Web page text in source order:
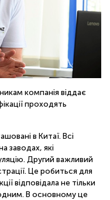
компанія віддає
проходять
в Китаї. Всі
заводах, які
Другий важливий
Це робиться для
відповідала не тільки
В основному це